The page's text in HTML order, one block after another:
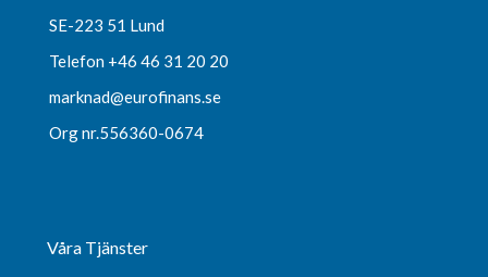
SE-223 51 Lund
Telefon +46 46 31 20 20
marknad@eurofinans.se
Org nr.556360-0674
Våra Tjänster